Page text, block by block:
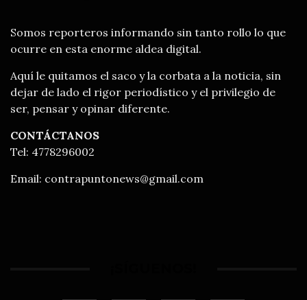
Somos reporteros informando sin tanto rollo lo que
ocurre en esta enorme aldea digital.
Aquí le quitamos el saco y la corbata a la noticia, sin
dejar de lado el rigor periodístico y el privilegio de
ser, pensar y opinar diferente.
CONTÁCTANOS
Tel: 4778296002
Email: contrapuntonews@gmail.com